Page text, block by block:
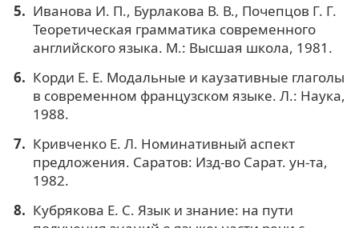
Иванова И. П., Бурлакова В. В., Почепцов Г. Г.
Теоретическая грамматика современного
английского языка. М.: Высшая школа, 1981.
Корди Е. Е. Модальные и каузативные глаголы
в современном французском языке. Л.: Наука,
1988.
Кривченко Е. Л. Номинативный аспект
предложения. Саратов: Изд-во Сарат. ун-та,
1982.
Кубрякова Е. С. Язык и знание: на пути